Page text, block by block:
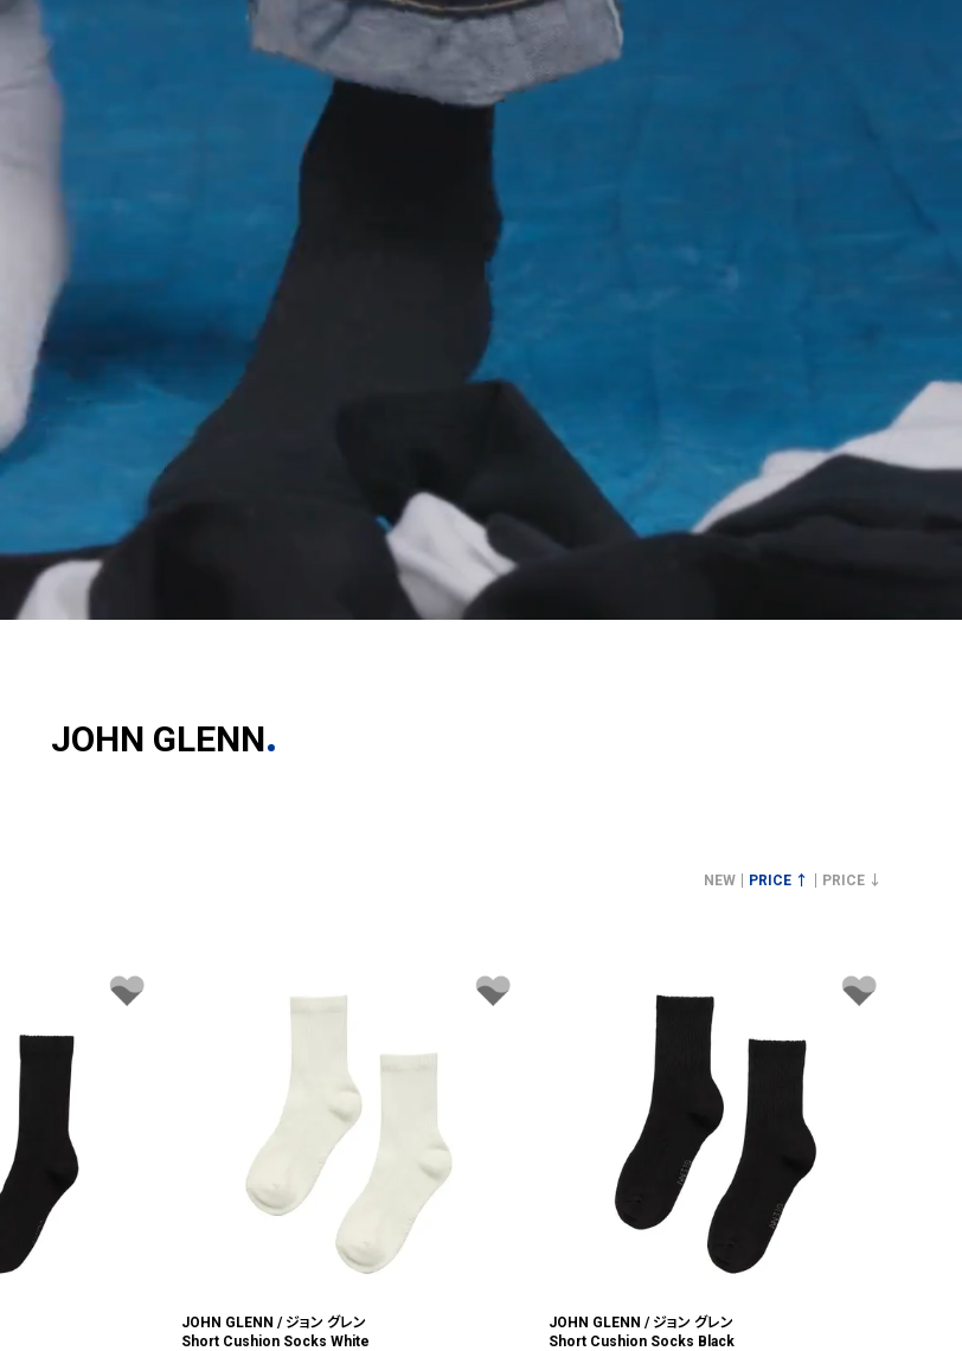
JOHN GLENN
NEW PRICE ↑ PRICE ↓
JOHN GLENN / ジョン グレン
Short Cushion Socks White
JOHN GLENN / ジョン グレン
Short Cushion Socks Black